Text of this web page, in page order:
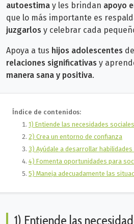
autoestima y les brindan apoyo
que lo más importante es
juzgarlos y celebrar cada
Apoya a tus hijos adolescentes
relaciones significativas y
manera sana y positiva.
Índice de contenidos:
1) Entiende las necesidades
2) Crea un entorno de confianza
3) Ayúdale a desarrollar
4) Fomenta oportunidades para
5) Maneja adecuadamente las
1) Entiende las